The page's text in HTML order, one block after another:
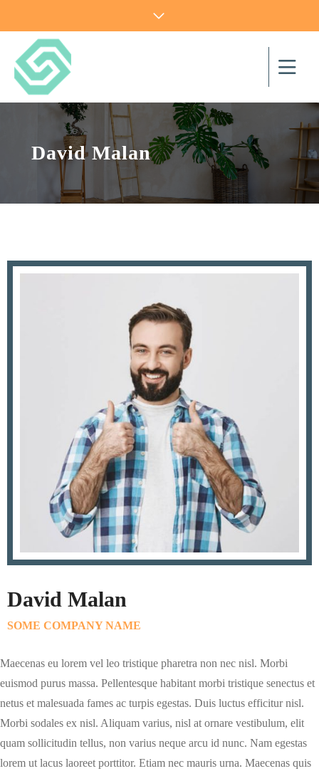
David Malan
David Malan
SOME COMPANY NAME
Maecenas eu lorem vel leo tristique pharetra non nec nisl. Morbi
euismod purus massa. Pellentesque habitant morbi tristique senectus et
netus et malesuada fames ac turpis egestas. Duis luctus efficitur nisl.
Morbi sodales ex nisl. Aliquam varius, nisl at ornare vestibulum, elit
quam sollicitudin tellus, non varius neque arcu id nunc. Nam egestas
lorem ut lacus laoreet porttitor. Etiam nec mauris urna. Maecenas quis